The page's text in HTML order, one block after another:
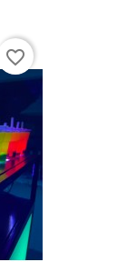
favorite_border